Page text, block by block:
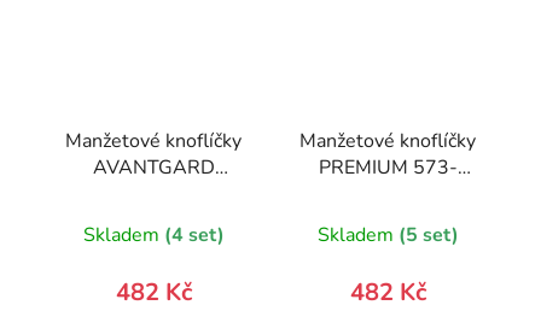
Manžetové knoflíčky
AVANTGARD
Skladem (4 set)
482 Kč
Manžetové knoflíčky
PREMIUM 573-
Skladem (5 set)
482 Kč